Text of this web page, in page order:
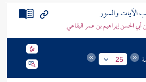
الآيات والسور
أبي الحسن إبراهيم بن عمر البقاعي
25